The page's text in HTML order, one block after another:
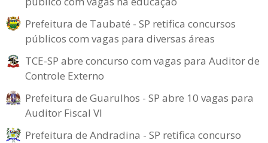
Prefeitura de Taubaté - SP retifica concursos
públicos com vagas para diversas áreas
TCE-SP abre concurso com vagas para Auditor de
Controle Externo
Prefeitura de Guarulhos - SP abre 10 vagas para
Auditor Fiscal VI
Prefeitura de Andradina - SP retifica concurso